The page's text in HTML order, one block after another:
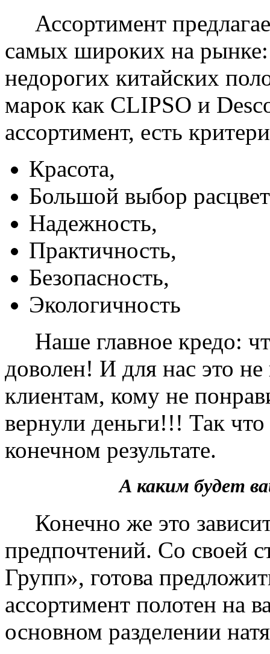
Ассортимент
самых широких на
недорогих китайских
марок как CLIPSO и
ассортимент, есть
Красота,
Большой выбор
Надежность,
Практичность,
Безопасность,
Экологичность
Наше главное кредо:
доволен! И для нас это
клиентам, кому не
вернули деньги!!! Так
конечном результате.
А каким будет
Конечно же это
предпочтений. Со своей
Групп», готова
ассортимент полотен на
основном разделении